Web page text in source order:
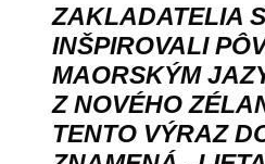
ZAKLADATELIA
INŠPIROVALI
MAORSKÝM
Z NOVÉHO
TENTO VÝRAZ